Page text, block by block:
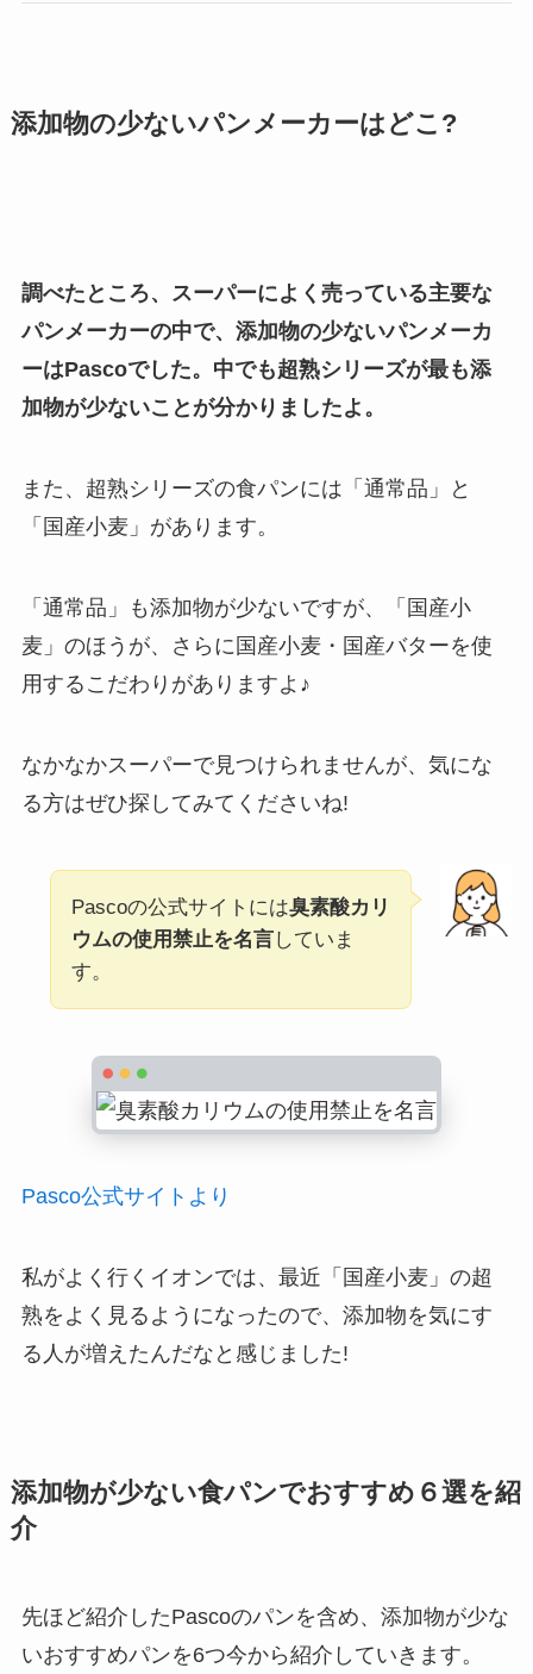
添加物の少ないパンメーカーはどこ?
調べたところ、スーパーによく売っている主要な
パンメーカーの中で、添加物の少ないパンメーカ
ーはPascoでした。中でも超熟シリーズが最も添
加物が少ないことが分かりましたよ。
また、超熟シリーズの食パンには「通常品」と
「国産小麦」があります。
「通常品」も添加物が少ないですが、「国産小
麦」のほうが、さらに国産小麦・国産バターを使
用するこだわりがありますよ♪
なかなかスーパーで見つけられませんが、気にな
る方はぜひ探してみてくださいね!
Pascoの公式サイトには臭素酸カリ
ウムの使用禁止を名言していま
す。
Pasco公式サイトより
私がよく行くイオンでは、最近「国産小麦」の超
熟をよく見るようになったので、添加物を気にす
る人が増えたんだなと感じました!
添加物が少ない食パンでおすすめ６選を紹
介
先ほど紹介したPascoのパンを含め、添加物が少な
いおすすめパンを6つ今から紹介していきます。